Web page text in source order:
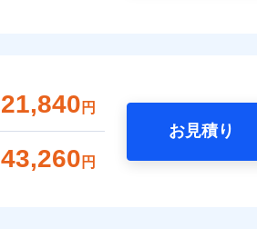
21,840 円
43,260 円
お見積り